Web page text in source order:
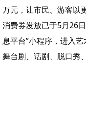
万元，让市民、游客以
消费券发放已于5月26
息平台”小程序，进入
舞台剧、话剧、脱口秀